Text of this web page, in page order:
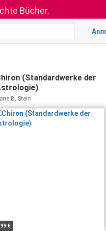
Bücher.
(Standardwerke der
B. Stein
€